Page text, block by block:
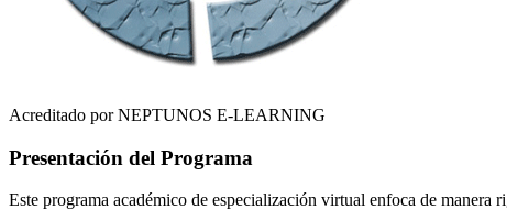
Acreditado por NEPTUNOS E-LEARNING
Presentación del Programa
Este programa académico de especialización virtual enfoca de manera